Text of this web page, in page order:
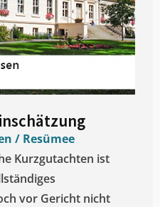
/ Resümee
Kurzgutachten ist
vor Gericht nicht